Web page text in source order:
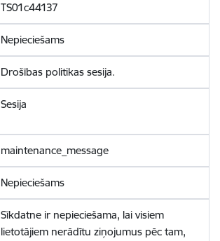
TS01c44137
Nepieciešams
Drošības politikas sesija.
Sesija
maintenance_message
Nepieciešams
Sīkdatne ir nepieciešama, lai visiem
lietotājiem nerādītu ziņojumus pēc tam,